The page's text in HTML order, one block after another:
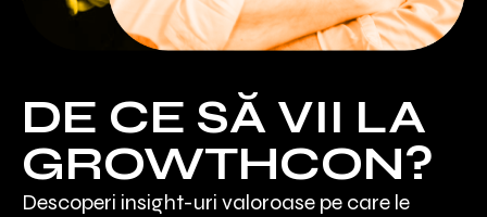
Sonia Nechifor
Cristian China-
Birta
DE CE SĂ VII LA
GROWTHCON?
Descoperi insight-uri valoroase pe care le